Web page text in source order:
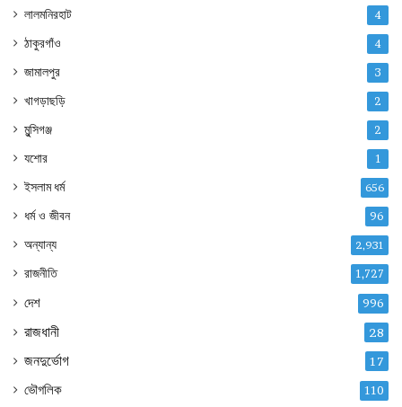
লালমনিরহাট 4
ঠাকুরগাঁও 4
জামালপুর 3
খাগড়াছড়ি 2
মুন্সিগঞ্জ 2
যশোর 1
ইসলাম ধর্ম 656
ধর্ম ও জীবন 96
অন্যান্য 2,931
রাজনীতি 1,727
দেশ 996
রাজধানী 28
জনদুর্ভোগ 17
ভৌগলিক 110